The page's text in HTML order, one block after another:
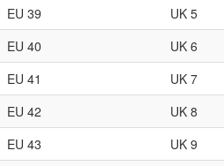
EU 39
UK 5
EU 40
UK 6
EU 41
UK 7
EU 42
UK 8
EU 43
UK 9